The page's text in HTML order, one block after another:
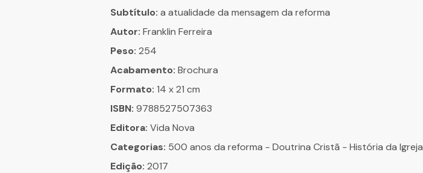
Subtítulo: a atualidade da mensagem da reforma
Autor: Franklin Ferreira
Peso: 254
Acabamento: Brochura
Formato: 14 x 21 cm
ISBN: 9788527507363
Editora: Vida Nova
Categorias: 500 anos da reforma - Doutrina Cristã - História da Igreja
Edição: 2017